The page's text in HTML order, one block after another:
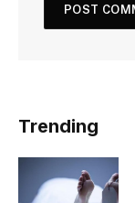
Trending